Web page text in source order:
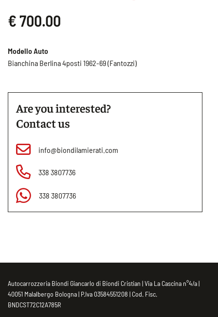
€ 700.00
Modello Auto
Bianchina Berlina 4posti 1962-69 (Fantozzi)
Are you interested?
Contact us
info@biondilamierati.com
338 3807736
338 3807736
Autocarrozzeria Biondi Giancarlo di Biondi Cristian | Via La Cascina n°4/a |
40051 Malalbergo Bologna | P.Iva 03584551208 | Cod. Fisc.
BNDCST72C12A785R